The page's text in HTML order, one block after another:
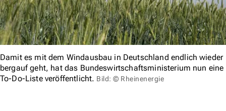
Damit es mit dem Windausbau in Deutschland endlich wieder
bergauf geht, hat das Bundeswirtschaftsministerium nun eine
To-Do-Liste veröffentlicht. Bild: © Rheinenergie